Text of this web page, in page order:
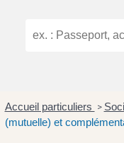
Accueil particuliers >
(mutuelle) et